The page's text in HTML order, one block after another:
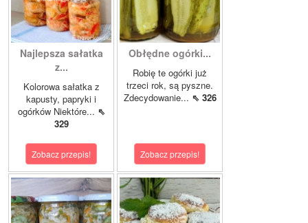
Najlepsza sałatka
z...
Kolorowa sałatka z
kapusty, papryki i
ogórków Niektóre... ⇖
329
Zobacz przepis!
Obłędne ogórki...
Robię te ogórki już
trzeci rok, są pyszne.
Zdecydowanie... ⇖ 326
Zobacz przepis!